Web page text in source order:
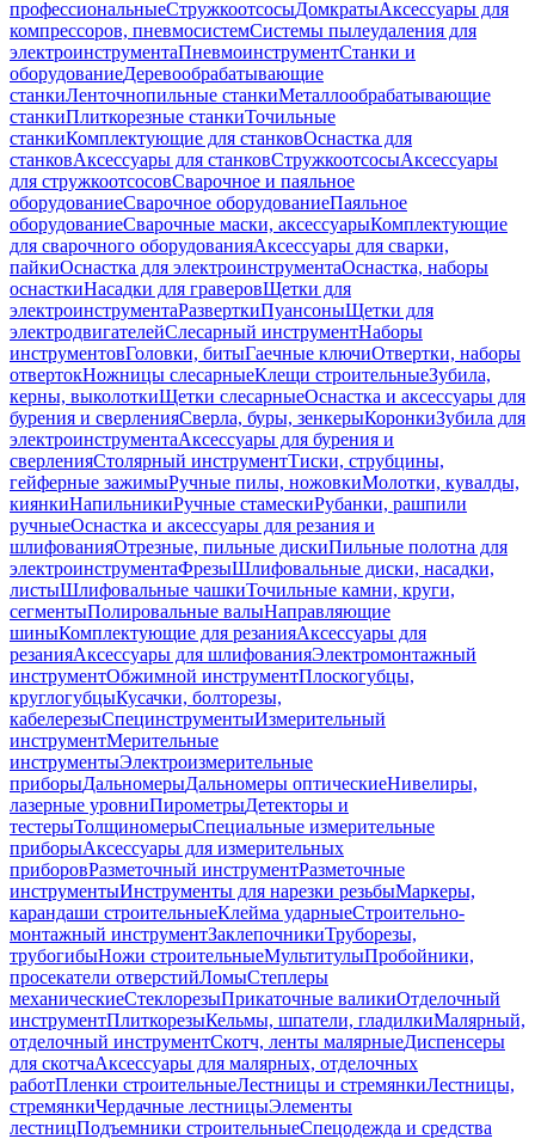
профессиональныеСтружкоотсосыДомкратыАксессуары для
компрессоров, пневмосистемСистемы пылеудаления для
электроинструментаПневмоинструментСтанки и
оборудованиеДеревообрабатывающие
станкиЛенточнопильные станкиМеталлообрабатывающие
станкиПлиткорезные станкиТочильные
станкиКомплектующие для станковОснастка для
станковАксессуары для станковСтружкоотсосыАксессуары
для стружкоотсосовСварочное и паяльное
оборудованиеСварочное оборудованиеПаяльное
оборудованиеСварочные маски, аксессуарыКомплектующие
для сварочного оборудованияАксессуары для сварки,
пайкиОснастка для электроинструментаОснастка, наборы
оснасткиНасадки для граверовЩетки для
электроинструментаРазверткиПуансоныЩетки для
электродвигателейСлесарный инструментНаборы
инструментовГоловки, битыГаечные ключиОтвертки, наборы
отвертокНожницы слесарныеКлещи строительныеЗубила,
керны, выколоткиЩетки слесарныеОснастка и аксессуары для
бурения и сверленияСверла, буры, зенкерыКоронкиЗубила для
электроинструментаАксессуары для бурения и
сверленияСтолярный инструментТиски, струбцины,
гейферные зажимыРучные пилы, ножовкиМолотки, кувалды,
киянкиНапильникиРучные стамескиРубанки, рашпили
ручныеОснастка и аксессуары для резания и
шлифованияОтрезные, пильные дискиПильные полотна для
электроинструментаФрезыШлифовальные диски, насадки,
листыШлифовальные чашкиТочильные камни, круги,
сегментыПолировальные валыНаправляющие
шиныКомплектующие для резанияАксессуары для
резанияАксессуары для шлифованияЭлектромонтажный
инструментОбжимной инструментПлоскогубцы,
круглогубцыКусачки, болторезы,
кабелерезыСпецинструментыИзмерительный
инструментМерительные
инструментыЭлектроизмерительные
приборыДальномерыДальномеры оптическиеНивелиры,
лазерные уровниПирометрыДетекторы и
тестерыТолщиномерыСпециальные измерительные
приборыАксессуары для измерительных
приборовРазметочный инструментРазметочные
инструментыИнструменты для нарезки резьбыМаркеры,
карандаши строительныеКлейма ударныеСтроительно-
монтажный инструментЗаклепочникиТруборезы,
трубогибыНожи строительныеМультитулыПробойники,
просекатели отверстийЛомыСтеплеры
механическиеСтеклорезыПрикаточные валикиОтделочный
инструментПлиткорезыКельмы, шпатели, гладилкиМалярный,
отделочный инструментСкотч, ленты малярныеДиспенсеры
для скотчаАксессуары для малярных, отделочных
работПленки строительныеЛестницы и стремянкиЛестницы,
стремянкиЧердачные лестницыЭлементы
лестницПодъемники строительныеСпецодежда и средства